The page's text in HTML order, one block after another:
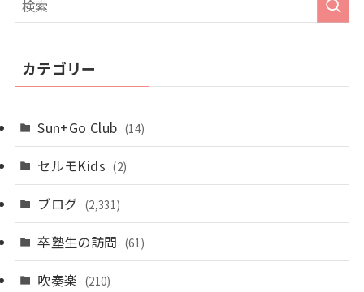
カテゴリー
Sun+Go Club (14)
セルモKids (2)
ブログ (2,331)
卒塾生の訪問 (61)
吹奏楽 (210)